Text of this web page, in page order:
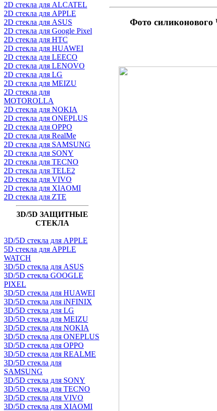
2D стекла для ALCATEL
2D стекла для APPLE
2D стекла для ASUS
2D стекла для Google Pixel
2D стекла для HTC
2D стекла для HUAWEI
2D стекла для LEECO
2D стекла для LENOVO
2D стекла для LG
2D стекла для MEIZU
2D стекла для
MOTOROLLA
2D стекла для NOKIA
2D стекла для ONEPLUS
2D стекла для OPPO
2D стекла для RealMe
2D стекла для SAMSUNG
2D стекла для SONY
2D стекла для TECNO
2D стекла для TELE2
2D стекла для VIVO
2D стекла для XIAOMI
2D стекла для ZTE
3D/5D ЗАЩИТНЫЕ
СТЕКЛА
3D/5D стекла для APPLE
5D стекла для APPLE
WATCH
3D/5D стекла для ASUS
3D/5D стекла GOOGLE
PIXEL
3D/5D стекла для HUAWEI
3D/5D стекла для iNFINIX
3D/5D стекла для LG
3D/5D стекла для MEIZU
3D/5D стекла для NOKIA
3D/5D стекла для ONEPLUS
3D/5D стекла для OPPO
3D/5D стекла для REALME
3D/5D стекла для
SAMSUNG
3D/5D стекла для SONY
3D/5D стекла для TECNO
3D/5D стекла для VIVO
3D/5D стекла для XIAOMI
Фото